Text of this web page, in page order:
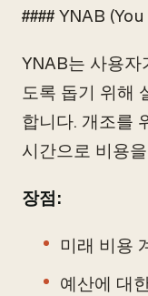
#### YNAB
YNAB는 사용
도록 돕기 위해
합니다. 개조를
시간으로 비용
장점:
미래 비용
예산에 대